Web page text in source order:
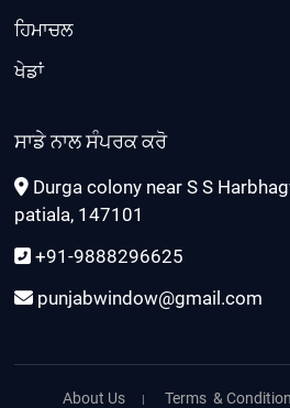
ਹਿਮਾਚਲ
ਖੇਡਾਂ
ਸਾਡੇ ਨਾਲ ਸੰਪਰਕ ਕਰੋ
Durga colony near S S
patiala, 147101
+91-9888296625
punjabwindow@gmail.com
About Us Terms & Condition